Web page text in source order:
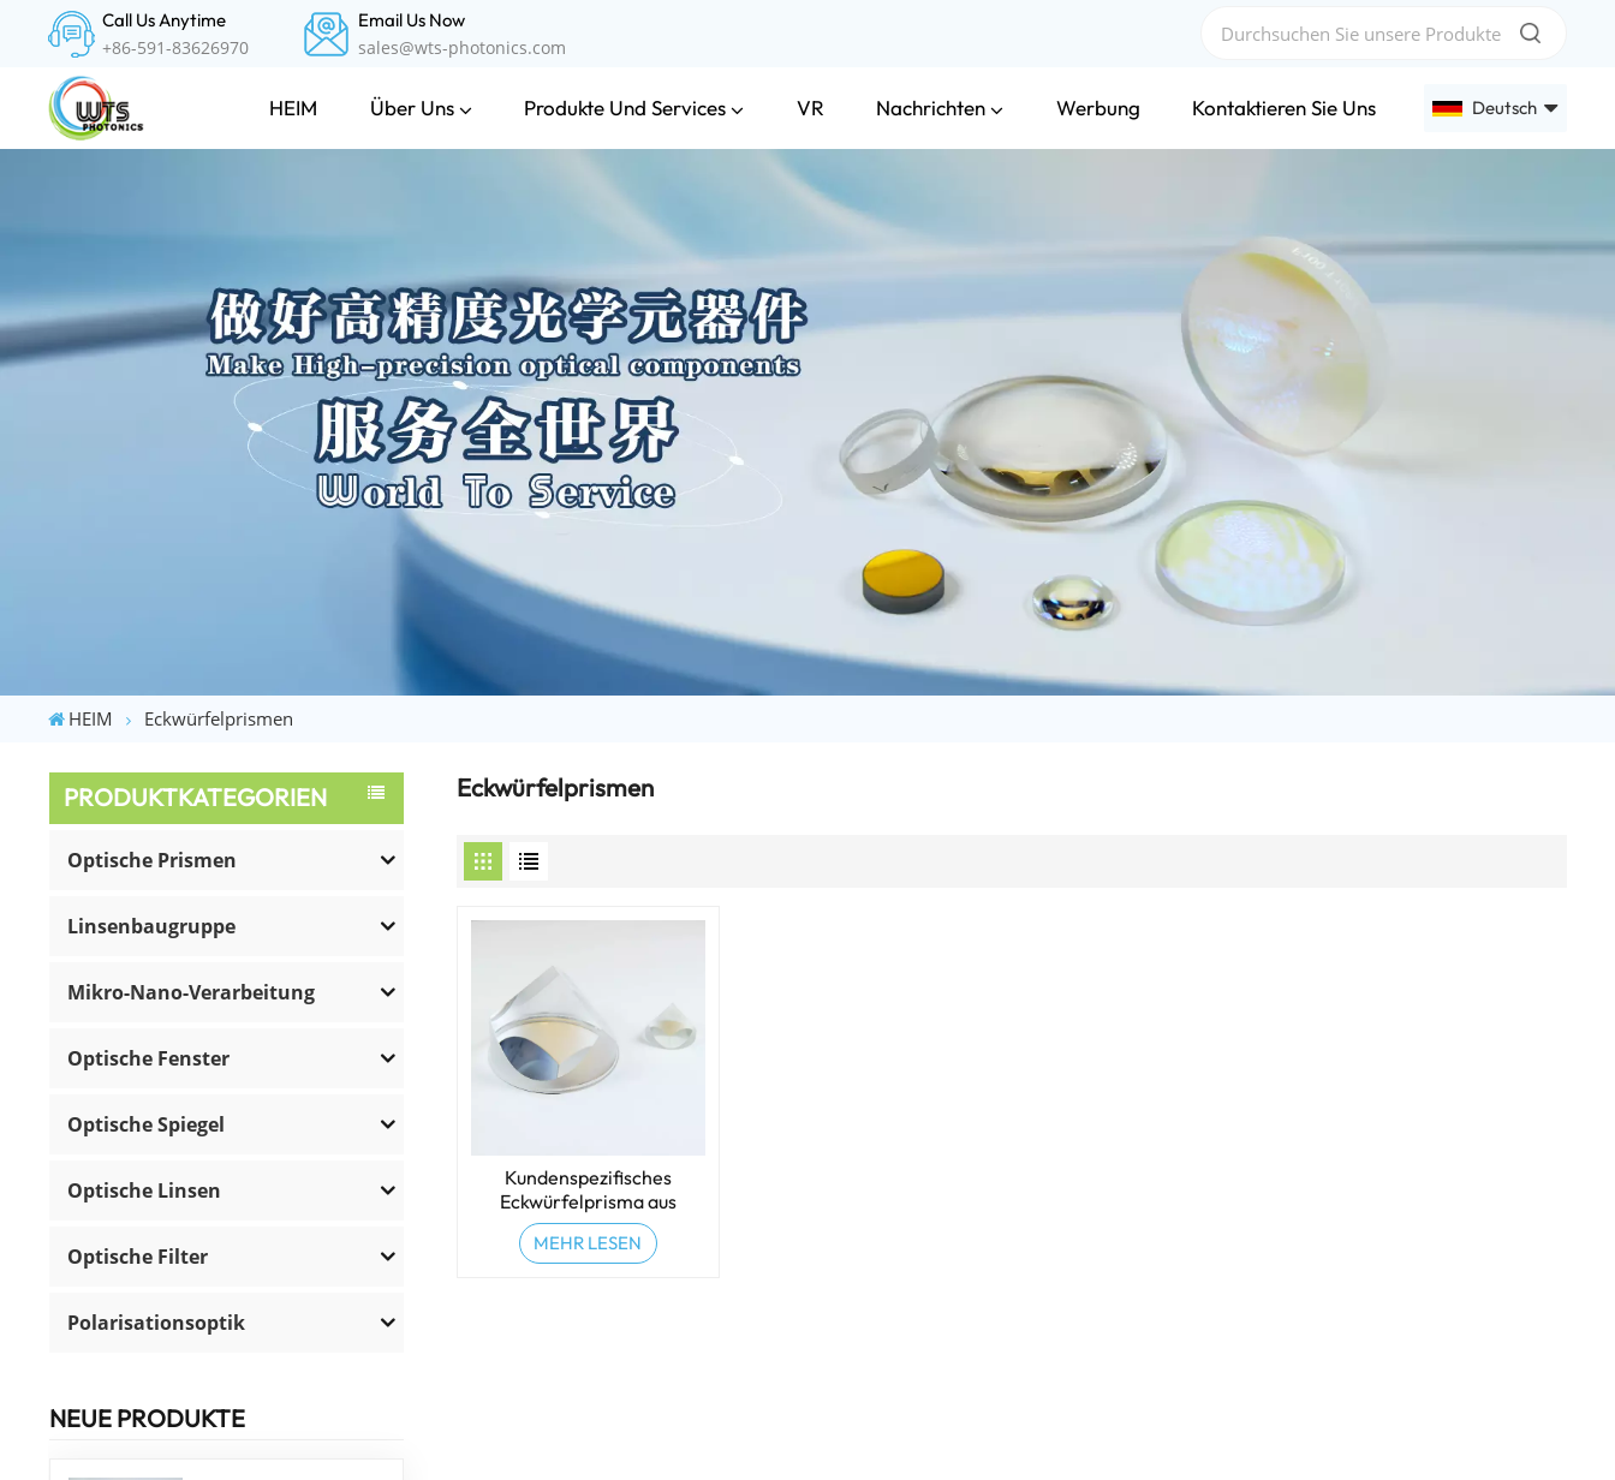
Call Us Anytime
+86-591-83626970
Email Us Now
sales@wts-photonics.com
HEIM Über Uns Produkte Und Services VR Nachrichten Werbung Kontaktieren Sie Uns Deutsch
中文
HEIM Eckwürfelprismen
PRODUKTKATEGORIEN
Optische Prismen
Linsenbaugruppe
Mikro-Nano-Verarbeitung
Optische Fenster
Optische Spiegel
Optische Linsen
Optische Filter
Polarisationsoptik
NEUE PRODUKTE
Eckwürfelprismen
Kundenspezifisches
Eckwürfelprisma aus
optischem Glas
MEHR LESEN